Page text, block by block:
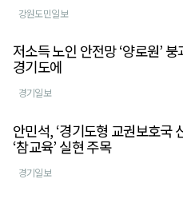
강원도민일보
저소득 노인 안전망 ‘양로원’
경기도에
경기일보
안민석, ‘경기도형 교권보호국
‘참교육’ 실현 주목
경기일보